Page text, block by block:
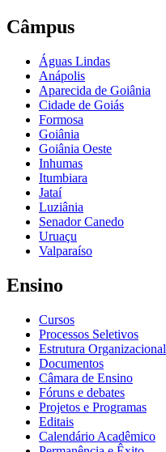
Câmpus
Águas Lindas
Anápolis
Aparecida de Goiânia
Cidade de Goiás
Formosa
Goiânia
Goiânia Oeste
Inhumas
Itumbiara
Jataí
Luziânia
Senador Canedo
Uruaçu
Valparaíso
Ensino
Cursos
Processos Seletivos
Estrutura Organizacional
Documentos
Câmara de Ensino
Fóruns e debates
Projetos e Programas
Editais
Calendário Acadêmico